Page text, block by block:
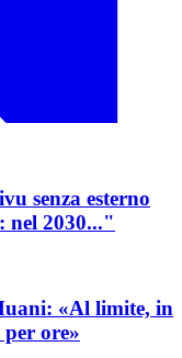
senza esterno
nel 2030..."
«Al limite, in
ore»